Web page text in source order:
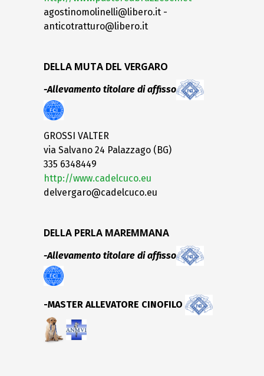
agostinomolinelli@libero.it -
anticotratturo@libero.it
DELLA MUTA DEL VERGARO
-Allevamento titolare di affisso
GROSSI VALTER
via Salvano 24 Palazzago (BG)
335 6348449
http://www.cadelcuco.eu
delvergaro@cadelcuco.eu
DELLA PERLA MAREMMANA
-Allevamento titolare di affisso
-MASTER ALLEVATORE CINOFILO